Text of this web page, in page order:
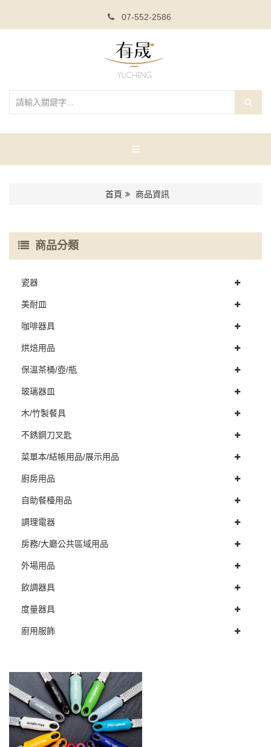
07-552-2586
首頁 商品資訊
商品分類
瓷器
美耐皿
咖啡器具
烘焙用品
保溫茶桶/壺/瓶
玻璃器皿
木/竹製餐具
不銹鋼刀叉匙
菜單本/結帳用品/展示用品
廚房用品
自助餐檯用品
調理電器
房務/大廳公共區域用品
外場用品
飲調器具
度量器具
廚用服飾